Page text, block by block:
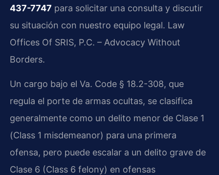
437-7747 para solicitar una consulta y discutir
su situación con nuestro equipo legal. Law
Offices Of SRIS, P.C. – Advocacy Without
Borders.
Un cargo bajo el Va. Code § 18.2-308, que
regula el porte de armas ocultas, se clasifica
generalmente como un delito menor de Clase 1
(Class 1 misdemeanor) para una primera
ofensa, pero puede escalar a un delito grave de
Clase 6 (Class 6 felony) en ofensas